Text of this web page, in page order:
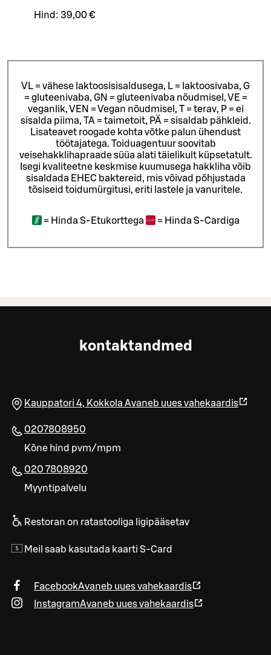
Hind: 39,00 €
VL = vähese laktoosisisaldusega, L = laktoosivaba, G
= gluteenivaba, GN = gluteenivaba nõudmisel, VE =
veganlik, VEN = Vegan nõudmisel, T = terav, P = ei
sisalda piima, TA = taimetoit, PÄ = sisaldab pähkleid.
Lisateavet roogade kohta võtke palun ühendust
töötajatega. Toiduagentuur soovitab
veisehakklihapraade süüa alati täielikult küpsetatult.
Isegi kvaliteetne keskmise kuumusega hakkliha võib
sisaldada EHEC baktereid, mis võivad põhjustada
tõsiseid toidumürgitusi, eriti lastele ja vanuritele.
= Hinda S-Etukorttega = Hinda S-Cardiga
kontaktandmed
Kauppatori 4, Kokkola Avaneb uues vahekaardis
0207808950
Kõne hind pvm/mpm
020 7808920
Myyntipalvelu
Restoran on ratastooliga ligipääsetav
Meil saab kasutada kaarti S-Card
FacebookAvaneb uues vahekaardis
InstagramAvaneb uues vahekaardis